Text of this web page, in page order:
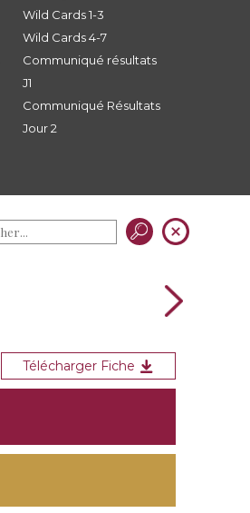
Wild Cards 1-3
Wild Cards 4-7
Communiqué résultats
J1
Communiqué Résultats
Jour 2
Télécharger Fiche